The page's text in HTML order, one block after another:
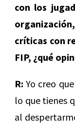
con los
críticas con
FIP, ¿qué
R: Yo creo
lo que tienes
al